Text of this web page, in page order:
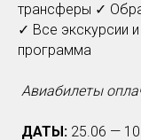
трансферы ✓
✓ Все экскурсии
программа
Авиабилеты
ДАТЫ: 25.06 —